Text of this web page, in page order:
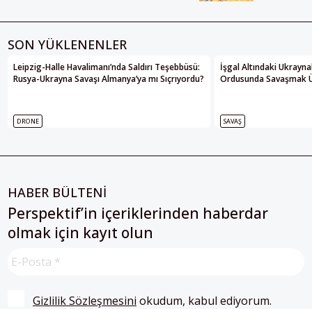
SON YÜKLENENLER
Leipzig-Halle Havalimanı’nda Saldırı Teşebbüsü:
Rusya-Ukrayna Savaşı Almanya’ya mı Sıçrıyordu?
DRONE
İşgal Altındaki
Ordusunda Savaşmak
SAVAŞ
HABER BÜLTENİ
Perspektif’in içeriklerinden haberdar
olmak için kayıt olun
Gizlilik Sözleşmesini okudum, kabul ediyorum.